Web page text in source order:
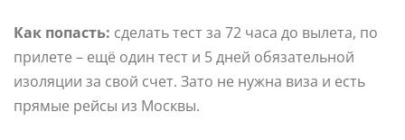
Как попасть: сделать тест за 72 часа до вылета, по
прилете – ещё один тест и 5 дней обязательной
изоляции за свой счет. Зато не нужна виза и есть
прямые рейсы из Москвы.